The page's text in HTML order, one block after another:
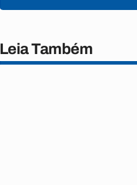
Leia Também